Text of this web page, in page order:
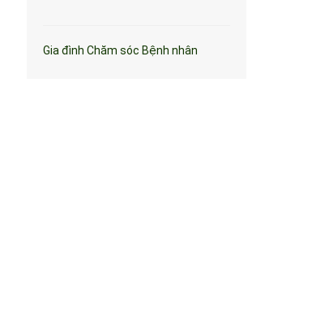
Gia đình Chăm sóc Bệnh nhân